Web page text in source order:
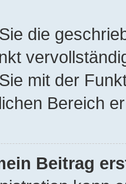
die
mit der
Bereich
Beitrag